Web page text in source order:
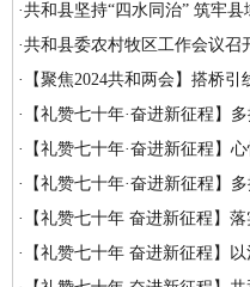
·共和县坚持“四水同治” 筑牢
·共和县委农村牧区工作会议召
·
【聚焦2024共和两会】搭桥
·
【礼赞七十年·奋进新征程】
·
【礼赞七十年·奋进新征程】
·
【礼赞七十年·奋进新征程】
·
【礼赞七十年 奋进新征程】
·
【礼赞七十年 奋进新征程】